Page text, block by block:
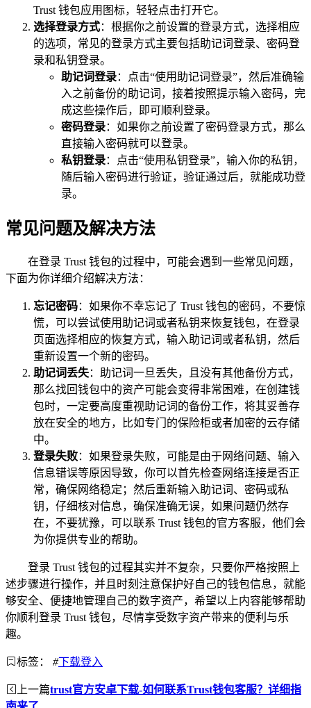
Trust 钱包应用图标，轻轻点击打开它。
选择登录方式：根据你之前设置的登录方式，选择相应
的选项，常见的登录方式主要包括助记词登录、密码登
录和私钥登录。
助记词登录：点击“使用助记词登录”，然后准确输
入之前备份的助记词，接着按照提示输入密码，完
成这些操作后，即可顺利登录。
密码登录：如果你之前设置了密码登录方式，那么
直接输入密码就可以登录。
私钥登录：点击“使用私钥登录”，输入你的私钥，
随后输入密码进行验证，验证通过后，就能成功登
录。
常见问题及解决方法
在登录 Trust 钱包的过程中，可能会遇到一些常见问题，
下面为你详细介绍解决方法：
忘记密码：如果你不幸忘记了 Trust 钱包的密码，不要惊
慌，可以尝试使用助记词或者私钥来恢复钱包，在登录
页面选择相应的恢复方式，输入助记词或者私钥，然后
重新设置一个新的密码。
助记词丢失：助记词一旦丢失，且没有其他备份方式，
那么找回钱包中的资产可能会变得非常困难，在创建钱
包时，一定要高度重视助记词的备份工作，将其妥善存
放在安全的地方，比如专门的保险柜或者加密的云存储
中。
登录失败：如果登录失败，可能是由于网络问题、输入
信息错误等原因导致，你可以首先检查网络连接是否正
常，确保网络稳定；然后重新输入助记词、密码或私
钥，仔细核对信息，确保准确无误，如果问题仍然存
在，不要犹豫，可以联系 Trust 钱包的官方客服，他们会
为你提供专业的帮助。
登录 Trust 钱包的过程其实并不复杂，只要你严格按照上
述步骤进行操作，并且时刻注意保护好自己的钱包信息，就能
够安全、便捷地管理自己的数字资产，希望以上内容能够帮助
你顺利登录 Trust 钱包，尽情享受数字资产带来的便利与乐
趣。
标签： #下载登入
上一篇trust官方安卓下载-如何联系Trust钱包客服？详细指